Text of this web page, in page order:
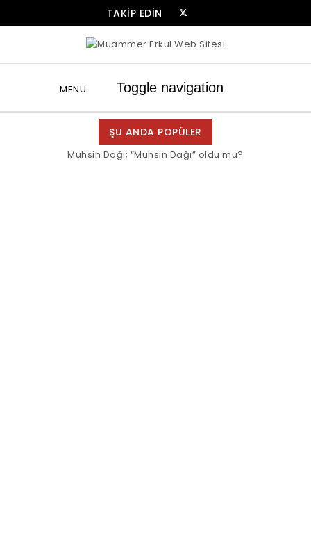
TAKİP EDİN
MENU Toggle navigation
ŞU ANDA POPÜLER
Muhsin Dağı; “Muhsin Dağı” oldu mu?